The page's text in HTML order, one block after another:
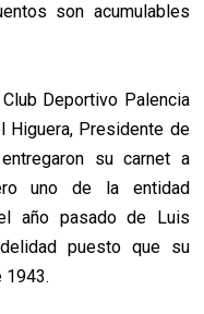
son acumulables
Deportivo Palencia
Higuera, Presidente de
su carnet a
uno de la entidad
año pasado de Luis
puesto que su
1943.